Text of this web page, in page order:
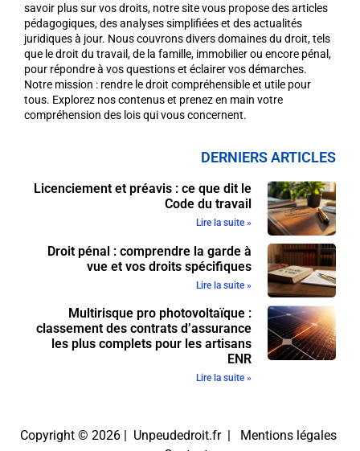
savoir plus sur vos droits, notre site vous propose des articles
pédagogiques, des analyses simplifiées et des actualités
juridiques à jour. Nous couvrons divers domaines du droit, tels
que le droit du travail, de la famille, immobilier ou encore pénal,
pour répondre à vos questions et éclairer vos démarches.
Notre mission : rendre le droit compréhensible et utile pour
tous. Explorez nos contenus et prenez en main votre
compréhension des lois qui vous concernent.
DERNIERS ARTICLES
Licenciement et préavis : ce que dit le
Code du travail
Lire la suite »
Droit pénal : comprendre la garde à
vue et vos droits spécifiques
Lire la suite »
Multirisque pro photovoltaïque :
classement des contrats d’assurance
les plus complets pour les artisans
ENR
Lire la suite »
Copyright © 2026 | Unpeudedroit.fr | Mentions légales